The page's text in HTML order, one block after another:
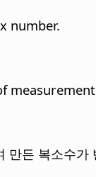
number.
만든 복소수가